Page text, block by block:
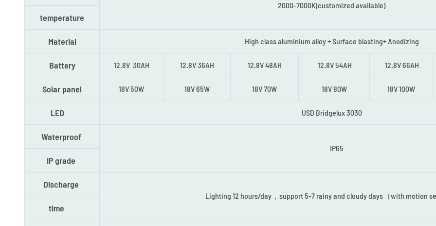
2000-7000K(customized available)
temperature
Material High class aluminium alloy + Surface blasting+ Anodizing
Battery 12.8V 30AH 12.8V 36AH 12.8V 48AH 12.8V 54AH 12.8V 66AH
Solar panel 18V 50W 18V 65W 18V 70W 18V 80W 18V 100W
LED USD Bridgelux 3030
Waterproof
IP65
IP grade
Discharge
Lighting 12 hours/day，support 5-7 rainy and cloudy days（with motion
time